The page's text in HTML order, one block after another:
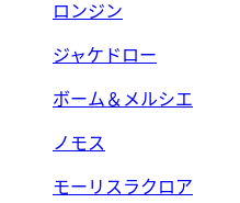
ロンジン
ジャケドロー
ボーム＆メルシエ
ノモス
モーリスラクロア